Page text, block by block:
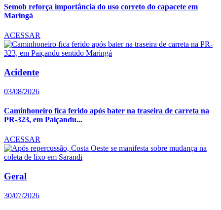
Semob reforça importância do uso correto do capacete em
Maringá
ACESSAR
Acidente
03/08/2026
Caminhoneiro fica ferido após bater na traseira de carreta na
PR-323, em Paiçandu...
ACESSAR
Geral
30/07/2026